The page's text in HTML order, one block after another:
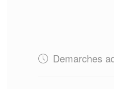
Demarches